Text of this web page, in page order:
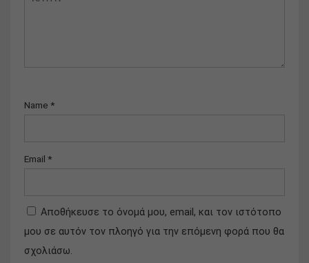
Name *
Email *
Αποθήκευσε το όνομά μου, email, και τον ιστότοπο
μου σε αυτόν τον πλοηγό για την επόμενη φορά που θα
σχολιάσω.